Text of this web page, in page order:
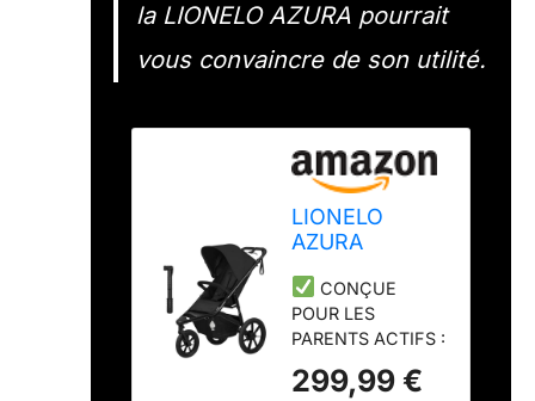
la LIONELO AZURA pourrait
vous convaincre de son utilité.
LIONELO
AZURA
Bébé de
jogging de 6
mois à 22 kg
Poussette 3
Roues de
CONÇUE
POUR LES
PARENTS ACTIFS :
AZURA à trois
299,99 €